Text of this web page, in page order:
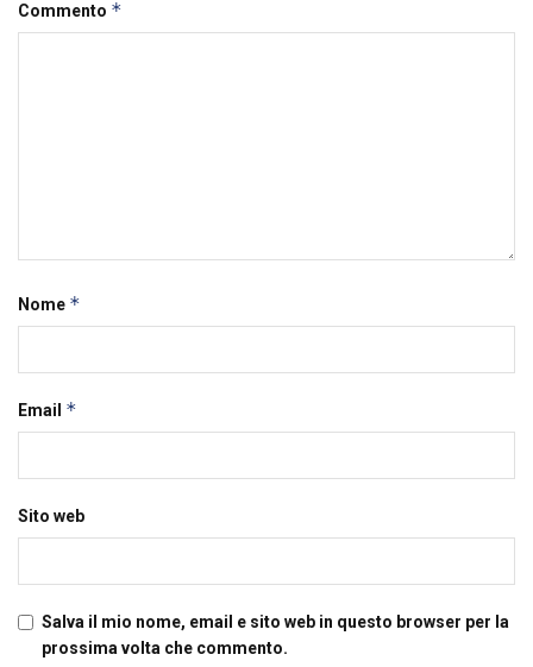
Commento *
Nome *
Email *
Sito web
Salva il mio nome, email e sito web in questo browser per la
prossima volta che commento.